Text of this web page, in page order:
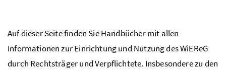
Auf dieser Seite finden Sie Handbücher mit allen
Informationen zur Einrichtung und Nutzung des WiEReG
durch Rechtsträger und Verpflichtete. Insbesondere zu den